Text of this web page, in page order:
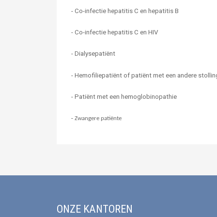
- Co-infectie hepatitis C en hepatitis B
- Co-infectie hepatitis C en HIV
- Dialysepatiënt
- Hemofiliepatiënt of patiënt met een andere
- Patiënt met een hemoglobinopathie
- Zwangere patiënte
ONZE KANTOREN